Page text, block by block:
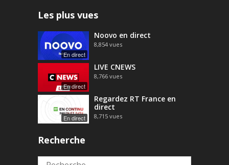
Les plus vues
En direct
Noovo en direct
8,854 vues
En direct
LIVE CNEWS
8,766 vues
En direct
Regardez RT France en
direct
8,715 vues
Recherche
Rechercher :